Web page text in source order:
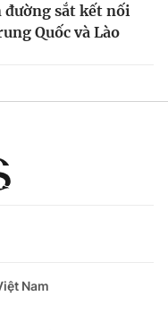
đường sắt kết nối
Quốc và Lào
Nam